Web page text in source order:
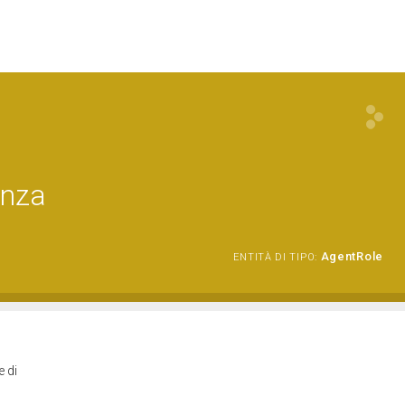
ENTITÀ DI TIPO: AgentRole
di